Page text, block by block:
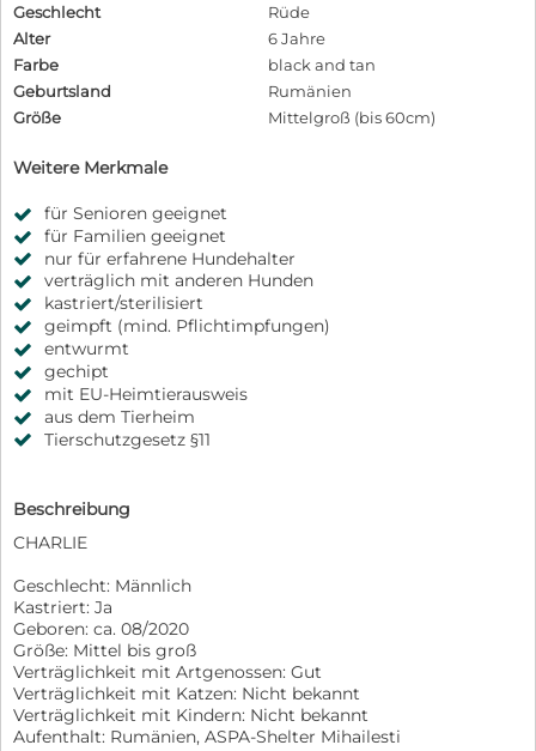
Geschlecht
Rüde
Alter
6 Jahre
Farbe
black and tan
Geburtsland
Rumänien
Größe
Mittelgroß (bis 60cm)
Weitere Merkmale
für Senioren geeignet
für Familien geeignet
nur für erfahrene Hundehalter
verträglich mit anderen Hunden
kastriert/sterilisiert
geimpft (mind. Pflichtimpfungen)
entwurmt
gechipt
mit EU-Heimtierausweis
aus dem Tierheim
Tierschutzgesetz §11
Beschreibung
CHARLIE
Geschlecht: Männlich
Kastriert: Ja
Geboren: ca. 08/2020
Größe: Mittel bis groß
Verträglichkeit mit Artgenossen: Gut
Verträglichkeit mit Katzen: Nicht bekannt
Verträglichkeit mit Kindern: Nicht bekannt
Aufenthalt: Rumänien, ASPA-Shelter Mihailesti